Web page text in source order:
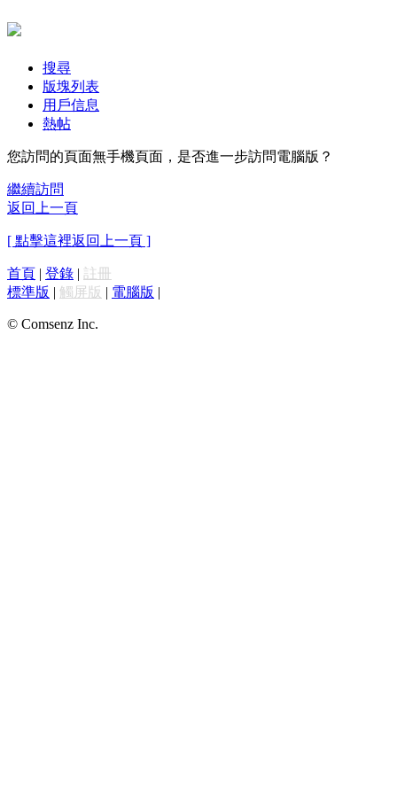
搜尋
版塊列表
用戶信息
熱帖
您訪問的頁面無手機頁面，是否進一步訪問電腦版？
繼續訪問
返回上一頁
[ 點擊這裡返回上一頁 ]
首頁 | 登錄 | 註冊
標準版 | 觸屏版 | 電腦版 |
© Comsenz Inc.